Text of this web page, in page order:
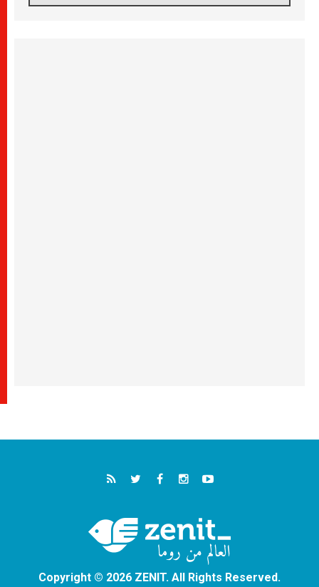
الكنيسة في الأوروغواي: زيارة البابا ستعزز
Copyright © 2026 ZENIT. All Rights Reserved.